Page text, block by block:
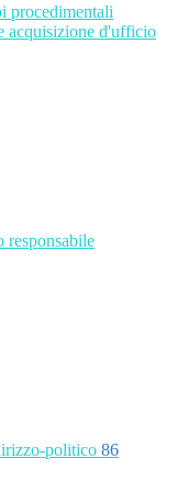
procedimentali
acquisizione d'ufficio
politico 86